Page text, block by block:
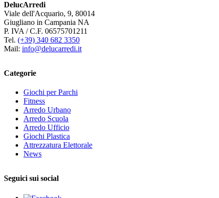
DelucArredi
Viale dell'Acquario, 9, 80014
Giugliano in Campania NA
P. IVA / C.F. 06575701211
Tel. (+39) 340 682 3350
Mail: info@delucarredi.it
Categorie
Giochi per Parchi
Fitness
Arredo Urbano
Arredo Scuola
Arredo Ufficio
Giochi Plastica
Attrezzatura Elettorale
News
Seguici sui social